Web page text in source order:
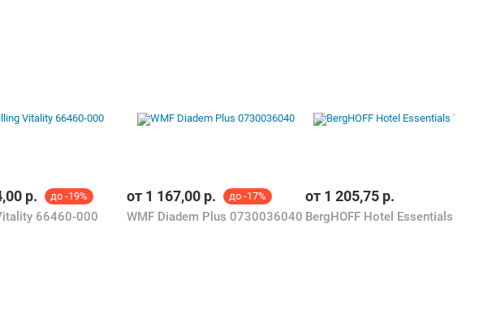
р. до -19%
66460-000
от 1 167,00 р. до -17%
WMF Diadem Plus 0730036040
от 1 205,75 р.
BergHOFF Hotel Essentials 7